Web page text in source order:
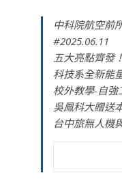
中科院航空前
#2025.06.11
五大亮點齊發
科技系全新能
校外教學-自強
吳鳳科大贈送
台中旅無人機